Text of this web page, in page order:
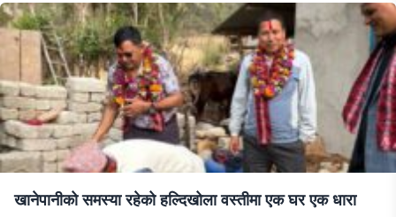
खानेपानीको समस्या रहेको हल्दिखोला वस्तीमा एक घर एक धारा